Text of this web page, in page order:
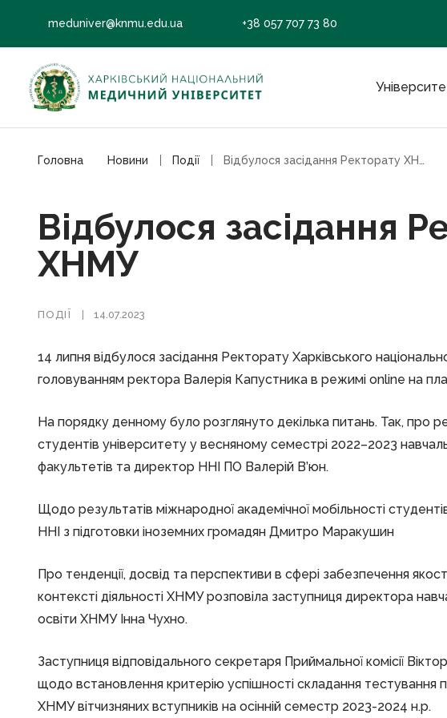
meduniver@knmu.edu.ua +38 057 707 73 80
Головна Новини Події
Відбулося засідання
ХНМУ
ПОДІЇ 14.07.2023
14 липня відбулося засідання Ректорату Харківського
головуванням ректора Валерія Капустника в режимі online на
На порядку денному було розглянуто декілька питань. Так, про
студентів університету у весняному семестрі 2022–2023
факультетів та директор ННІ ПО Валерій В’юн.
Щодо результатів міжнародної академічної мобільності
ННІ з підготовки іноземних громадян Дмитро Маракушин
Про тенденції, досвід та перспективи в сфері забезпечення
контексті діяльності ХНМУ розповіла заступниця директора
освіти ХНМУ Інна Чухно.
Заступниця відповідального секретаря Приймальної комісії
щодо встановлення критерію успішності складання тестування
ХНМУ вітчизняних вступників на осінній семестр 2023-2024 н.р.